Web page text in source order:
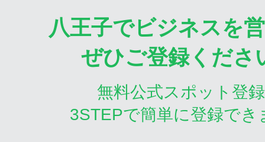
八王子でビジネスを
ぜひご登録くださ
無料公式スポット登
3STEPで簡単に登録でき